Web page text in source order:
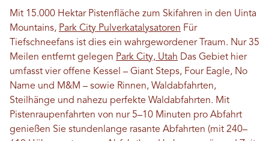
Mit 15.000 Hektar Pistenfläche zum Skifahren in den Uinta
Mountains, Park City Pulverkatalysatoren Für
Tiefschneefans ist dies ein wahrgewordener Traum. Nur 35
Meilen entfernt gelegen Park City, Utah Das Gebiet hier
umfasst vier offene Kessel – Giant Steps, Four Eagle, No
Name und M&M – sowie Rinnen, Waldabfahrten,
Steilhänge und nahezu perfekte Waldabfahrten. Mit
Pistenraupenfahrten von nur 5–10 Minuten pro Abfahrt
genießen Sie stundenlange rasante Abfahrten (mit 240–